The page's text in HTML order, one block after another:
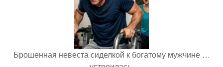
Брошенная невеста сиделкой к богатому мужчине …